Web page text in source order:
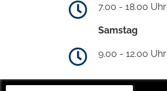
7.00 - 18.00 Uhr
Samstag
9.00 - 12.00 Uhr